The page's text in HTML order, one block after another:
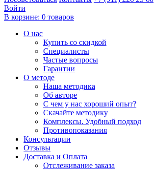
Войти
В корзине: 0 товаров
О нас
Купить со скидкой
Специалисты
Частые вопросы
Гарантии
О методе
Наша методика
Об авторе
С чем у нас хороший опыт?
Скачайте методику
Комплексы. Удобный подход
Противопоказания
Консультации
Отзывы
Доставка и Оплата
Отслеживание заказа